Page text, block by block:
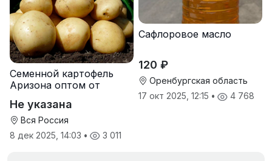
Семенной картофель
Аризона оптом от
Не указана
Вся Россия
8 дек 2025, 14:03 • 3 011
Сафлоровое масло
120 ₽
Оренбургская область
17 окт 2025, 12:15 • 4 768